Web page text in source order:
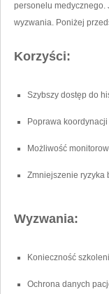
personelu medycznego.
wyzwania.⁢ Poniżej
Korzyści:
Szybszy dostęp do
Poprawa
Możliwość
Zmniejszenie ryzyka
Wyzwania:
Konieczność⁢
Ochrona danych